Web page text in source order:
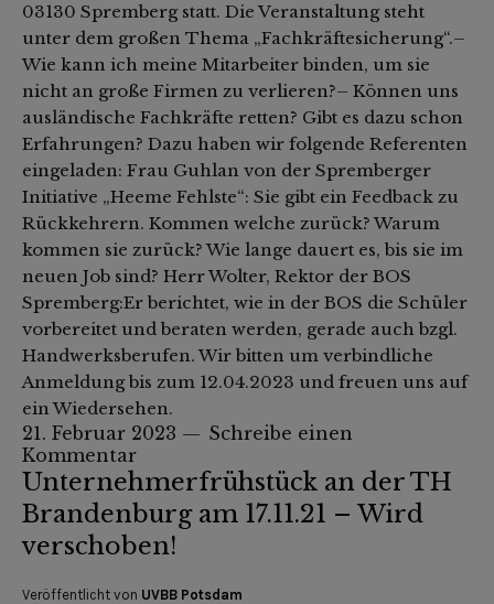
03130 Spremberg statt. Die Veranstaltung steht
unter dem großen Thema „Fachkräftesicherung“.–
Wie kann ich meine Mitarbeiter binden, um sie
nicht an große Firmen zu verlieren?– Können uns
ausländische Fachkräfte retten? Gibt es dazu schon
Erfahrungen? Dazu haben wir folgende Referenten
eingeladen: Frau Guhlan von der Spremberger
Initiative „Heeme Fehlste“: Sie gibt ein Feedback zu
Rückkehrern. Kommen welche zurück? Warum
kommen sie zurück? Wie lange dauert es, bis sie im
neuen Job sind? Herr Wolter, Rektor der BOS
Spremberg:Er berichtet, wie in der BOS die Schüler
vorbereitet und beraten werden, gerade auch bzgl.
Handwerksberufen. Wir bitten um verbindliche
Anmeldung bis zum 12.04.2023 und freuen uns auf
ein Wiedersehen.
21. Februar 2023
Schreibe einen
Kommentar
Unternehmerfrühstück an der TH
Brandenburg am 17.11.21 – Wird
verschoben!
Veröffentlicht von UVBB Potsdam